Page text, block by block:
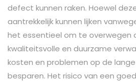
defect kunnen raken. Hoewel
aantrekkelijk kunnen lijken
het essentieel om te overwegen
kwaliteitsvolle en duurzame
kosten en problemen op de
besparen. Het risico van een